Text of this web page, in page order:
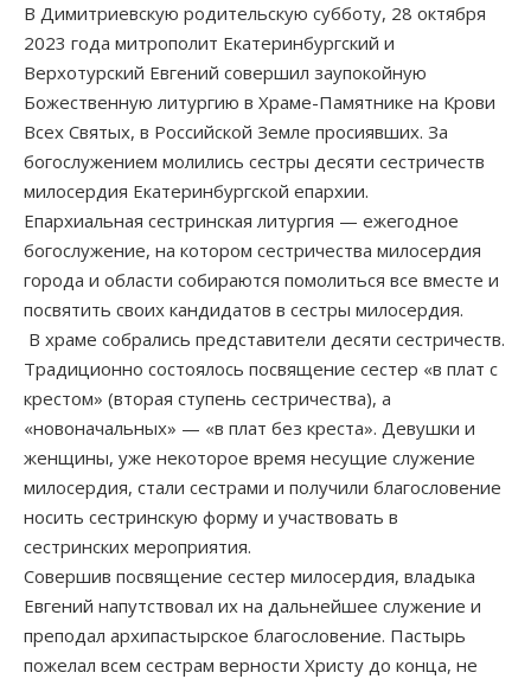
В Димитриевскую родительскую субботу, 28 октября
2023 года митрополит Екатеринбургский и
Верхотурский Евгений совершил заупокойную
Божественную литургию в Храме-Памятнике на Крови
Всех Святых, в Российской Земле просиявших. За
богослужением молились сестры десяти сестричеств
милосердия Екатеринбургской епархии.
Епархиальная сестринская литургия — ежегодное
богослужение, на котором сестричества милосердия
города и области собираются помолиться все вместе и
посвятить своих кандидатов в сестры милосердия.
В храме собрались представители десяти сестричеств.
Традиционно состоялось посвящение сестер «в плат с
крестом» (вторая ступень сестричества), а
«новоначальных» — «в плат без креста». Девушки и
женщины, уже некоторое время несущие служение
милосердия, стали сестрами и получили благословение
носить сестринскую форму и участвовать в
сестринских мероприятия.
Совершив посвящение сестер милосердия, владыка
Евгений напутствовал их на дальнейшее служение и
преподал архипастырское благословение. Пастырь
пожелал всем сестрам верности Христу до конца, не